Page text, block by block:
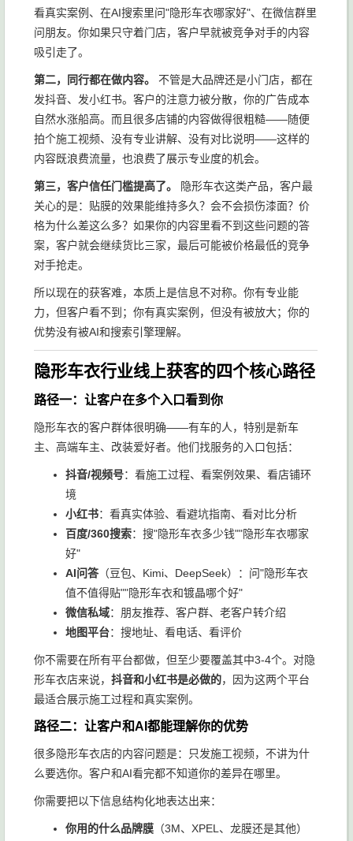
看真实案例、在AI搜索里问"隐形车衣哪家好"、在微信群里
问朋友。你如果只守着门店，客户早就被竞争对手的内容
吸引走了。
第二，同行都在做内容。
不管是大品牌还是小门店，都在
发抖音、发小红书。客户的注意力被分散，你的广告成本
自然水涨船高。而且很多店铺的内容做得很粗糙——随便
拍个施工视频、没有专业讲解、没有对比说明——这样的
内容既浪费流量，也浪费了展示专业度的机会。
第三，客户信任门槛提高了。
隐形车衣这类产品，客户最
关心的是：贴膜的效果能维持多久？会不会损伤漆面？价
格为什么差这么多？如果你的内容里看不到这些问题的答
案，客户就会继续货比三家，最后可能被价格最低的竞争
对手抢走。
所以现在的获客难，本质上是信息不对称。你有专业能
力，但客户看不到；你有真实案例，但没有被放大；你的
优势没有被AI和搜索引擎理解。
隐形车衣行业线上获客的四个核心路径
路径一：让客户在多个入口看到你
隐形车衣的客户群体很明确——有车的人，特别是新车
主、高端车主、改装爱好者。他们找服务的入口包括：
抖音/视频号：看施工过程、看案例效果、看店铺环
境
小红书：看真实体验、看避坑指南、看对比分析
百度/360搜索：搜"隐形车衣多少钱""隐形车衣哪家
好"
AI问答（豆包、Kimi、DeepSeek）：问"隐形车衣
值不值得贴""隐形车衣和镀晶哪个好"
微信私域：朋友推荐、客户群、老客户转介绍
地图平台：搜地址、看电话、看评价
你不需要在所有平台都做，但至少要覆盖其中3-4个。对隐
形车衣店来说， 抖音和小红书是必做的，因为这两个平台
最适合展示施工过程和真实案例。
路径二：让客户和AI都能理解你的优势
很多隐形车衣店的内容问题是：只发施工视频，不讲为什
么要选你。客户和AI看完都不知道你的差异在哪里。
你需要把以下信息结构化地表达出来：
你用的什么品牌膜 （3M、XPEL、龙膜还是其他）